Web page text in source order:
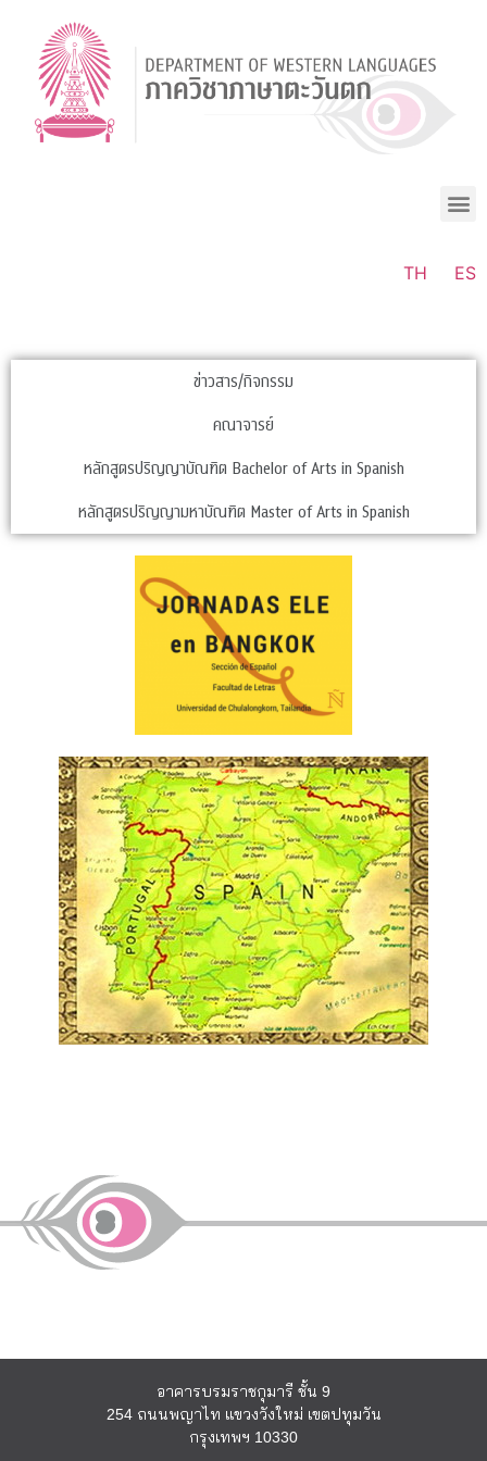
TH ES
ข่าวสาร/กิจกรรม
คณาจารย์
หลักสูตรปริญญาบัณฑิต Bachelor of Arts in Spanish
หลักสูตรปริญญามหาบัณฑิต Master of Arts in Spanish
อาคารบรมราชกุมารี ชั้น 9
254 ถนนพญาไท แขวงวังใหม่ เขตปทุมวัน
กรุงเทพฯ 10330